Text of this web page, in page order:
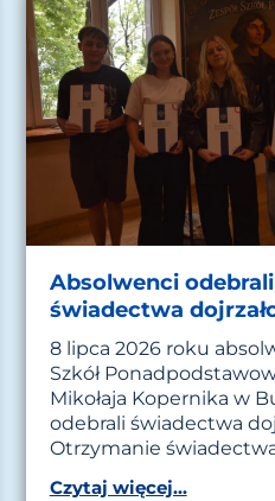
Absolwenci odebrali
świadectwa
8 lipca 2026 roku
Szkół
Mikołaja Kopernika w
odebrali świadectwa
Otrzymanie
Czytaj więcej...